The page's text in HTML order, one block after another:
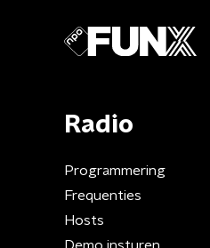
Radio
Programmering
Frequenties
Hosts
Demo insturen